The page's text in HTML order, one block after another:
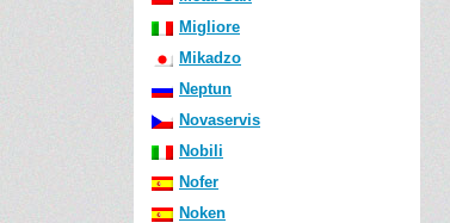
Migliore
Mikadzo
Neptun
Novaservis
Nobili
Nofer
Noken